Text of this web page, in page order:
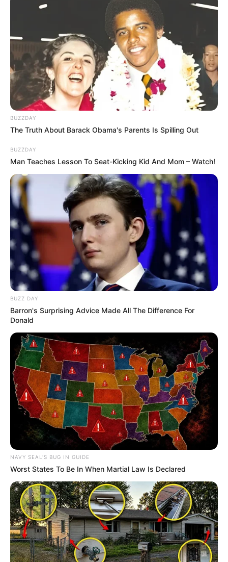
BUZZDAY
The Truth About Barack Obama's Parents Is Spilling Out
BUZZDAY
Man Teaches Lesson To Seat-Kicking Kid And Mom – Watch!
BUZZ DAY
Barron's Surprising Advice Made All The Difference For
Donald
NAVY SEAL'S BUG IN GUIDE
Worst States To Be In When Martial Law Is Declared